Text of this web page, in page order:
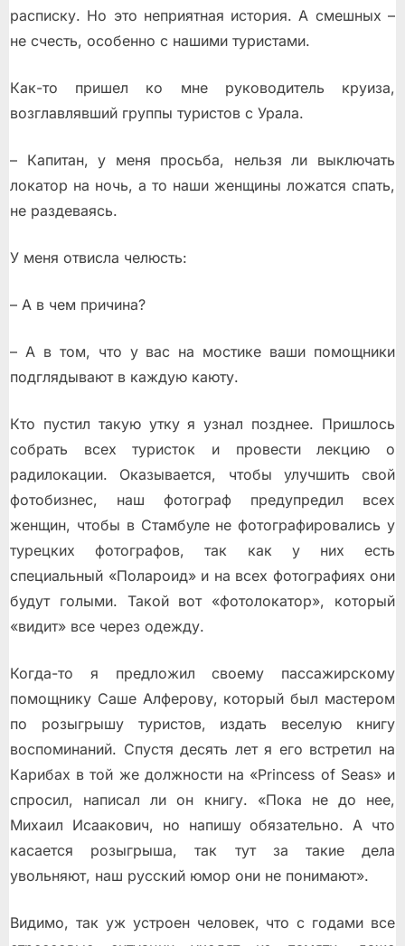
расписку. Но это неприятная история. А смешных –
не счесть, особенно с нашими туристами.
Как-то пришел ко мне руководитель круиза,
возглавлявший группы туристов с Урала.
– Капитан, у меня просьба, нельзя ли выключать
локатор на ночь, а то наши женщины ложатся спать,
не раздеваясь.
У меня отвисла челюсть:
– А в чем причина?
– А в том, что у вас на мостике ваши помощники
подглядывают в каждую каюту.
Кто пустил такую утку я узнал позднее. Пришлось
собрать всех туристок и провести лекцию о
радилокации. Оказывается, чтобы улучшить свой
фотобизнес, наш фотограф предупредил всех
женщин, чтобы в Стамбуле не фотографировались у
турецких фотографов, так как у них есть
специальный «Полароид» и на всех фотографиях они
будут голыми. Такой вот «фотолокатор», который
«видит» все через одежду.
Когда-то я предложил своему пассажирскому
помощнику Саше Алферову, который был мастером
по розыгрышу туристов, издать веселую книгу
воспоминаний. Спустя десять лет я его встретил на
Карибах в той же должности на «Princess of Seas» и
спросил, написал ли он книгу. «Пока не до нее,
Михаил Исаакович, но напишу обязательно. А что
касается розыгрыша, так тут за такие дела
увольняют, наш русский юмор они не понимают».
Видимо, так уж устроен человек, что с годами все